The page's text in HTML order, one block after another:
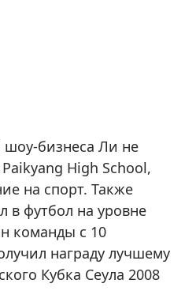
бизнеса Ли не
High School,
на спорт. Также
в футбол на уровне
команды с 10
награду лучшему
Кубка Сеула 2008